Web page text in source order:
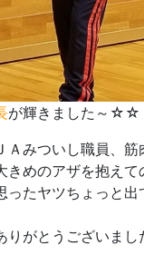
が輝きました～☆☆
Ａみついし職員、筋
めのアザを抱えて
ったヤツちょっと
りがとうございま